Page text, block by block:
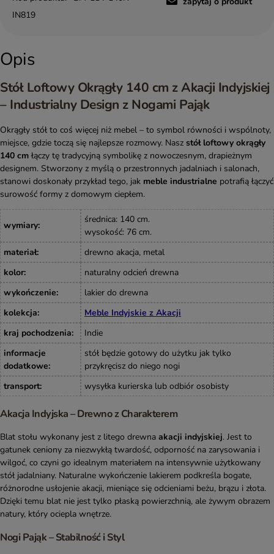
IN819
Opis
Stół Loftowy Okrągły 140 cm z Akacji Indyjskiej
– Industrialny Design z Nogami Pająk
Okrągły stół to coś więcej niż mebel – to symbol równości i wspólnoty,
miejsce, gdzie toczą się najlepsze rozmowy. Nasz stół loftowy okrągły
140 cm łączy tę tradycyjną symbolikę z nowoczesnym, drapieżnym
designem. Stworzony z myślą o przestronnych jadalniach i salonach,
stanowi doskonały przykład tego, jak meble industrialne potrafią łączyć
surowość formy z domowym ciepłem.
wymiary:
średnica: 140 cm.
wysokość: 76 cm.
materiał:
drewno akacja, metal
kolor:
naturalny odcień drewna
wykończenie:
lakier do drewna
kolekcja:
Meble Indyjskie z Akacji
kraj pochodzenia:
Indie
informacje
dodatkowe:
stół będzie gotowy do użytku jak tylko
przykręcisz do niego nogi
transport: wysyłka kurierska lub odbiór osobisty
Akacja Indyjska – Drewno z Charakterem
Blat stołu wykonany jest z litego drewna akacji indyjskiej. Jest to
gatunek ceniony za niezwykłą twardość, odporność na zarysowania i
wilgoć, co czyni go idealnym materiałem na intensywnie użytkowany
stół jadalniany. Naturalne wykończenie lakierem podkreśla bogate,
różnorodne usłojenie akacji, mieniące się odcieniami beżu, brązu i złota.
Dzięki temu blat nie jest tylko płaską powierzchnią, ale żywym obrazem
natury, który ociepla wnętrze.
Nogi Pająk – Stabilność i Styl